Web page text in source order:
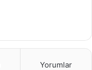
Yorumlar